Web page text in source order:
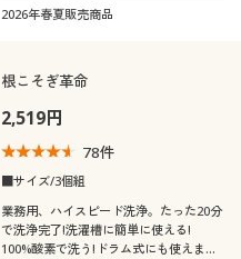
2026年春夏販売商品
根こそぎ革命
2,519円
78件
■サイズ/3個組
業務用、ハイスピード洗浄。たった20分
で洗浄完了!洗濯槽に簡単に使える!
100%酸素で洗う!ドラム式にも使えま